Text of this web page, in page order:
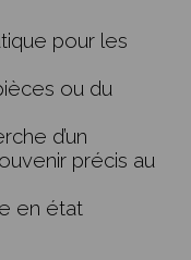
pour les
ou du
d’un
précis au
en état